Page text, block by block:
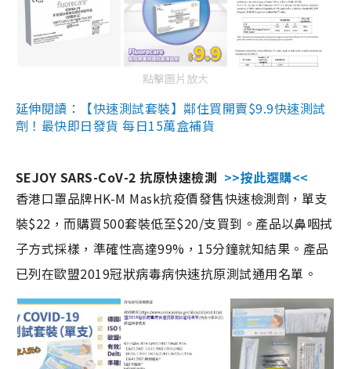
點擊圖片放大
延伸閱讀：【快速測試套裝】鄰住買開賣$9.9快速測試
劑！最快即日發貨 每日15萬盒補貨
SEJOY SARS-CoV-2 抗原快速檢測 >>按此選購<<
香港口罩品牌HK-M Mask抗疫價發售快速檢測劑，單支
裝$22，而購買500套裝低至$20/支買到。產品以鼻咽拭
子方式採樣，準確性高達99%，15分鐘就知結果。產品
已列在歐盟2019冠狀病毒病快速抗原測試通用名單。